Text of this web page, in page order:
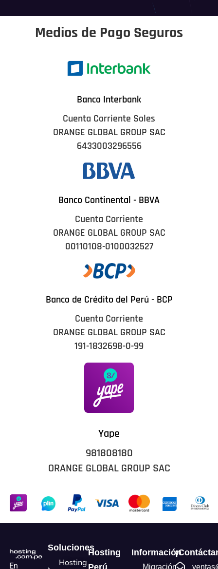
Medios de Pago Seguros
Banco Interbank
Cuenta Corriente Soles
ORANGE GLOBAL GROUP SAC
6433003296556
Banco Continental - BBVA
Cuenta Corriente
ORANGE GLOBAL GROUP SAC
00110108-0100032527
Banco de Crédito del Perú - BCP
Cuenta Corriente
ORANGE GLOBAL GROUP SAC
191-1832698-0-99
Yape
981808180
ORANGE GLOBAL GROUP SAC
En
Soluciones
Hosting
Hosting
Información
Migración